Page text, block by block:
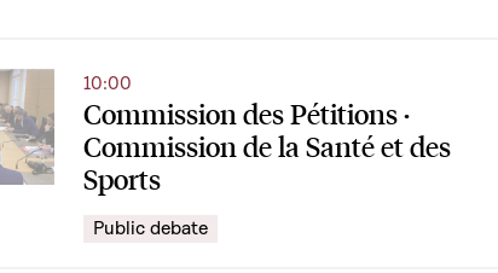
Commission des Pétitions ·
Commission de la Santé et des
Sports
10:00
Public debate